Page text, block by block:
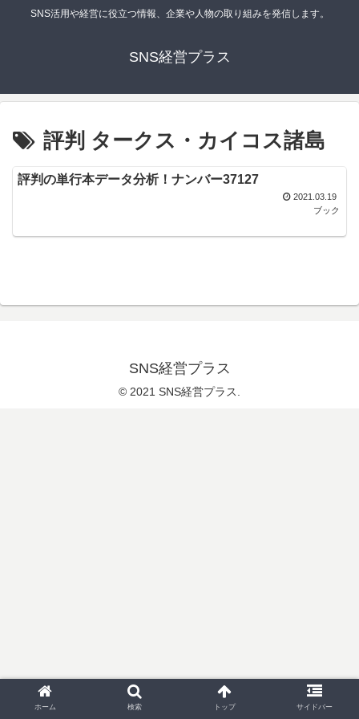
SNS活用や経営に役立つ情報、企業や人物の取り組みを発信します。
SNS経営プラス
評判 タークス・カイコス諸島
評判の単行本データ分析！ナンバー37127
2021.03.19
ブック
SNS経営プラス
© 2021 SNS経営プラス.
ホーム 検索 トップ サイドバー